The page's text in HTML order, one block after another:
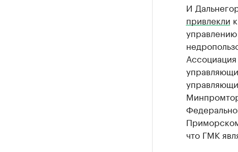
И
привлекли
что ГМК